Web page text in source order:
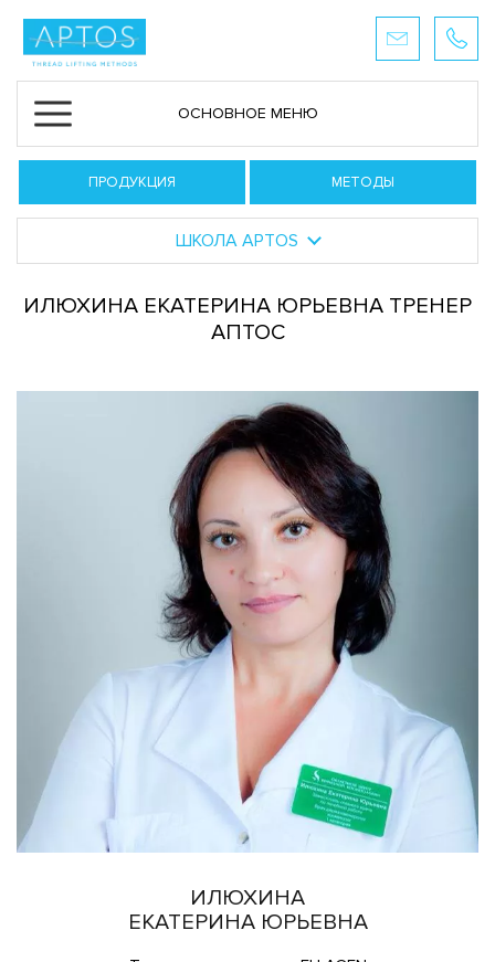
ОСНОВНОЕ МЕНЮ
ПРОДУКЦИЯ МЕТОДЫ
ШКОЛА APTOS
ИЛЮХИНА ЕКАТЕРИНА ЮРЬЕВНА ТРЕНЕР
АПТОС
ИЛЮХИНА
ЕКАТЕРИНА ЮРЬЕВНА